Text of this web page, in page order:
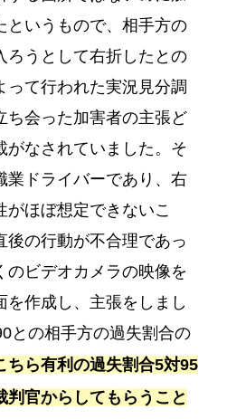
というもので、相手方の
ろうとして右折したとの
って行われた実況見分調
ち会った加害者の主張ど
がなされていました。そ
業ドライバーであり、右
ほぼ想定できないこ
後の行動が不合理であっ
のビデオカメラの映像を
を作成し、主張をしまし
との相手方の過失割合の
ちら有利の過失割合5対95
判官からしてもらうこと